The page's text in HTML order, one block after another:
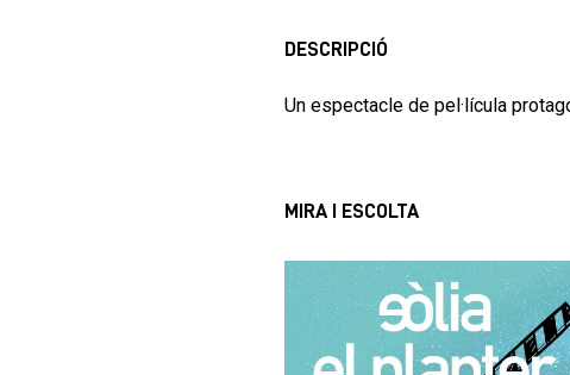
DESCRIPCIÓ
Un espectacle de pel·lícula
MIRA I ESCOLTA